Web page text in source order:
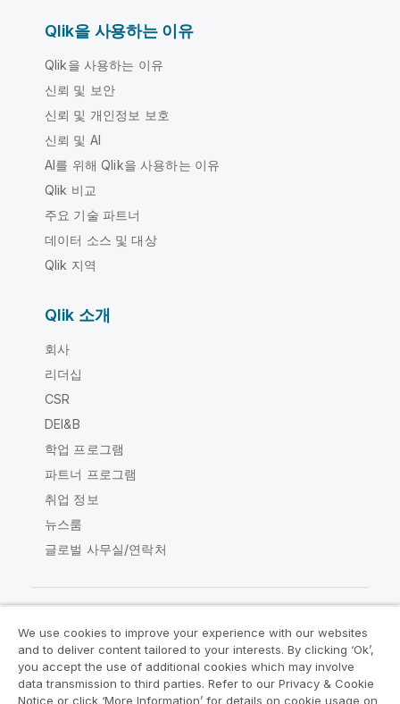
Qlik을 사용하는 이유
Qlik을 사용하는 이유
신뢰 및 보안
신뢰 및 개인정보 보호
신뢰 및 AI
AI를 위해 Qlik을 사용하는 이유
Qlik 비교
주요 기술 파트너
데이터 소스 및 대상
Qlik 지역
Qlik 소개
회사
리더십
CSR
DEI&B
학업 프로그램
파트너 프로그램
취업 정보
뉴스룸
글로벌 사무실/연락처
Qlik Community
법적 계약 제품 약관 Legal Policies
We use cookies to improve your experience with our websites
and to deliver content tailored to your interests. By clicking ‘Ok’,
you accept the use of additional cookies which may involve
data transmission to third parties. Refer to our Privacy & Cookie
Notice or click ‘More Information’ for details on cookie usage on